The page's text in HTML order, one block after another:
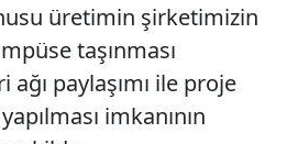
üretimin şirketimizin
taşınması
paylaşımı ile proje
imkanının